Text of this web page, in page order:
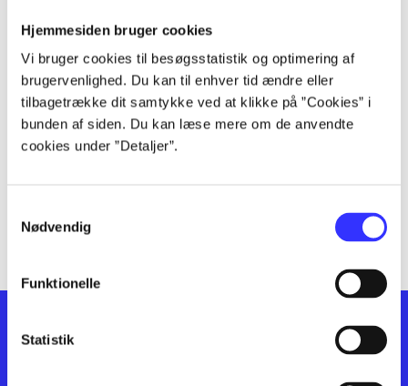
Hjemmesiden bruger cookies
Vi bruger cookies til besøgsstatistik og optimering af
brugervenlighed. Du kan til enhver tid ændre eller
tilbagetrække dit samtykke ved at klikke på ”Cookies” i
bunden af siden. Du kan læse mere om de anvendte
cookies under ”Detaljer”.
Nødvendig
Funktionelle
Statistik
lorem ipsum dolor sit amet ...
lorem ipsum dolor sit amet ...
lorem ipsum dolor sit amet ...
lorem ipsum dolor sit amet ...
lorem ipsum dolor sit amet ...
lorem ipsum dolor sit amet ...
lorem ipsum dolor sit amet ...